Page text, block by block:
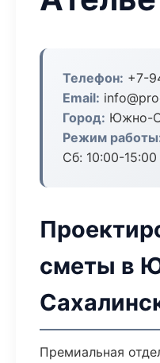
Телефон: +7-
Email:
Город: Южно-
Режим
Сб: 10:00-15:00
сметы в
Премиальная